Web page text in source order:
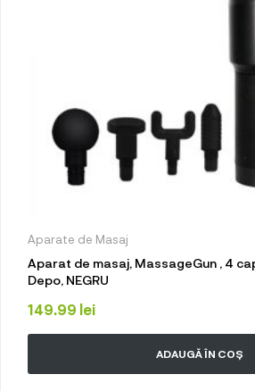
Aparate de Masaj
Aparat de masaj, MassageGun , 4
Depo, NEGRU
149.99 lei
ADAUGĂ ÎN COȘ